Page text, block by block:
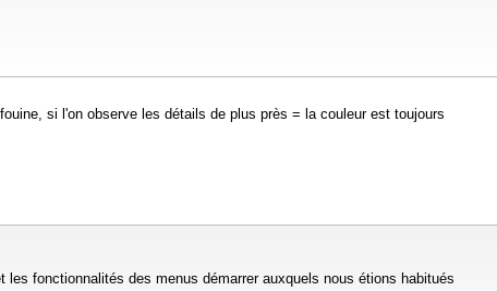
si l'on observe les détails de plus près = la couleur est toujours
fonctionnalités des menus démarrer auxquels nous étions habitués